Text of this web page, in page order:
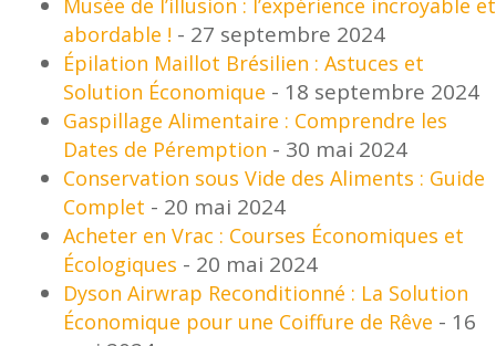
abordable ! - 27 septembre 2024
Épilation Maillot Brésilien : Astuces et
Solution Économique - 18 septembre 2024
Gaspillage Alimentaire : Comprendre les
Dates de Péremption - 30 mai 2024
Conservation sous Vide des Aliments : Guide
Complet - 20 mai 2024
Acheter en Vrac : Courses Économiques et
Écologiques - 20 mai 2024
Dyson Airwrap Reconditionné : La Solution
Économique pour une Coiffure de Rêve - 16